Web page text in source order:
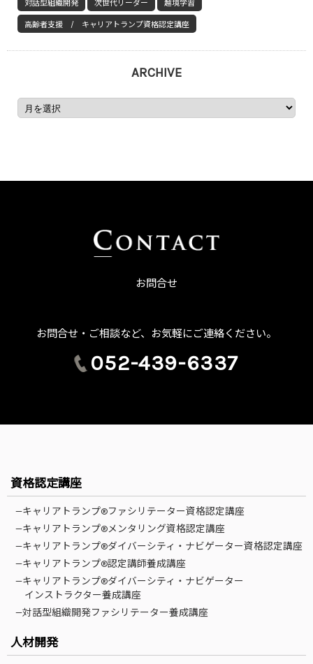
対話型組織開発 次世代リーダー 越境学習
高齢者支援 / キャリアトランプ資格認定講座
ARCHIVE
お問合せ
お問合せ・ご相談など、お気軽にご連絡ください。
052-439-6337
資格認定講座
—キャリアトランプ®ファシリテーター資格認定講座
—キャリアトランプ®メンタリング資格認定講座
—キャリアトランプ®ダイバーシティ・ナビゲーター資格認定講座
—キャリアトランプ®認定講師養成講座
—キャリアトランプ®ダイバーシティ・ナビゲーター
インストラクター養成講座
—対話型組織開発ファシリテーター養成講座
人材開発